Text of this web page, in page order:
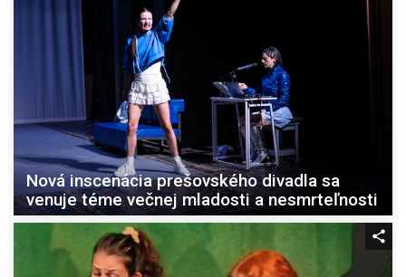
Nová inscenácia prešovského divadla sa
venuje téme večnej mladosti a nesmrteľnosti